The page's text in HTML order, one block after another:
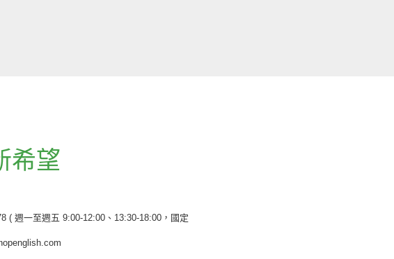
希望
( 週一至週五 9:00-12:00、13:30-18:00，國定